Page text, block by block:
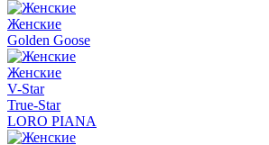
Женские
Golden Goose
Женские
V-Star
True-Star
LORO PIANA